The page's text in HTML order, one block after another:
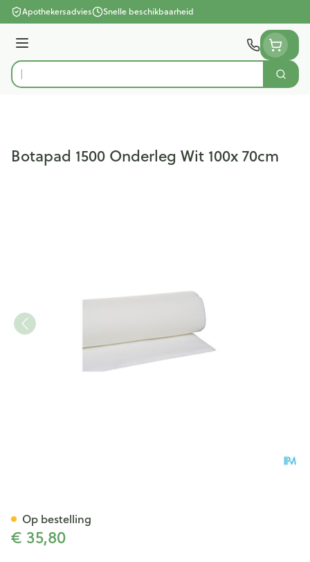
Ga naar de inhoud
Apothekersadvies Snelle beschikbaarheid
Menu
Product, merk, categorie... Zoek
Botapad 1500 Onderleg Wit 100x 70cm
€ 35,80
Op bestelling